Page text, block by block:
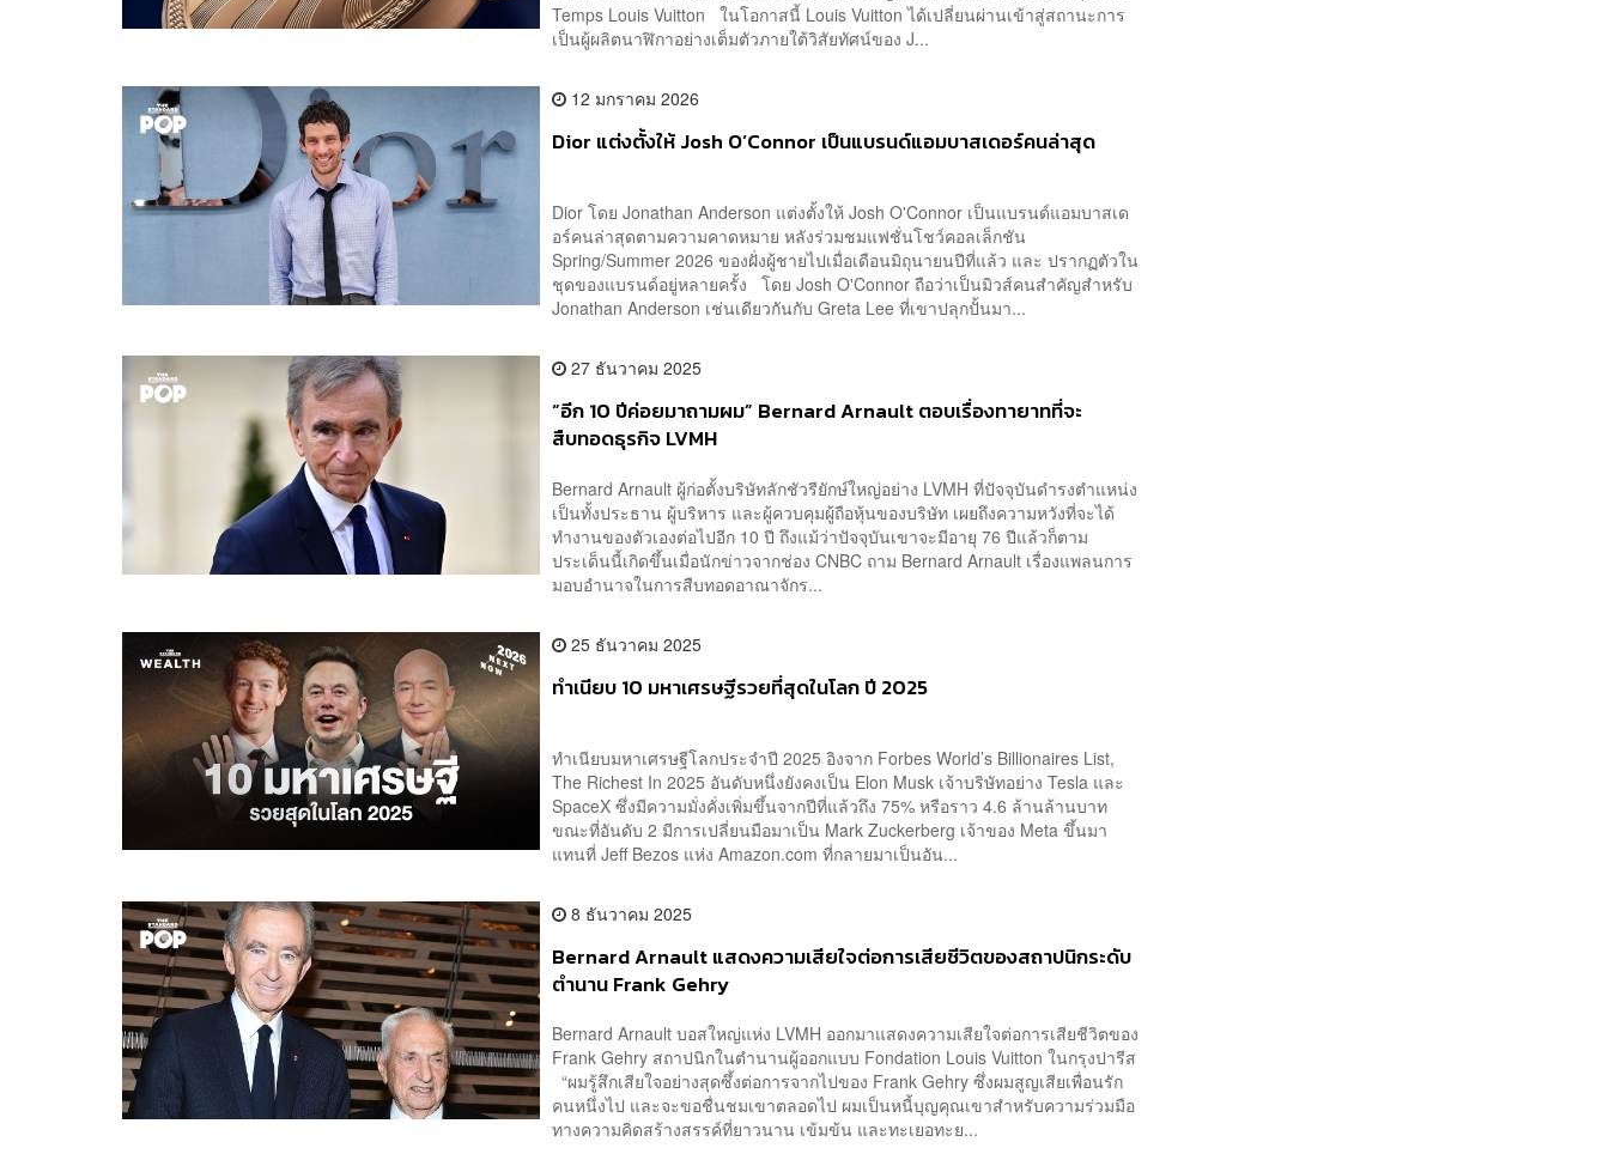
Temps Louis Vuitton ในโอกาสนี้ Louis Vuitton ได้เปลี่ยนผ่านเข้าสู่สถานะการ
เป็นผู้ผลิตนาฬิกาอย่างเต็มตัวภายใต้วิสัยทัศน์ของ J...
12 มกราคม 2026
Dior แต่งตั้งให้ Josh O’Connor เป็นแบรนด์แอมบาสเดอร์คนล่าสุด
Dior โดย Jonathan Anderson แต่งตั้งให้ Josh O'Connor เป็นแบรนด์แอมบาสเด
อร์คนล่าสุดตามความคาดหมาย หลังร่วมชมแฟชั่นโชว์คอลเล็กชัน
Spring/Summer 2026 ของฝั่งผู้ชายไปเมื่อเดือนมิถุนายนปีที่แล้ว และ ปรากฏตัวใน
ชุดของแบรนด์อยู่หลายครั้ง โดย Josh O'Connor ถือว่าเป็นมิวส์คนสำคัญสำหรับ
Jonathan Anderson เช่นเดียวกันกับ Greta Lee ที่เขาปลุกปั้นมา...
27 ธันวาคม 2025
“อีก 10 ปีค่อยมาถามผม” Bernard Arnault ตอบเรื่องทายาทที่จะ
สืบทอดธุรกิจ LVMH
Bernard Arnault ผู้ก่อตั้งบริษัทลักชัวรียักษ์ใหญ่อย่าง LVMH ที่ปัจจุบันดำรงตำแหน่ง
เป็นทั้งประธาน ผู้บริหาร และผู้ควบคุมผู้ถือหุ้นของบริษัท เผยถึงความหวังที่จะได้
ทำงานของตัวเองต่อไปอีก 10 ปี ถึงแม้ว่าปัจจุบันเขาจะมีอายุ 76 ปีแล้วก็ตาม
ประเด็นนี้เกิดขึ้นเมื่อนักข่าวจากช่อง CNBC ถาม Bernard Arnault เรื่องแพลนการ
มอบอำนาจในการสืบทอดอาณาจักร...
25 ธันวาคม 2025
ทำเนียบ 10 มหาเศรษฐีรวยที่สุดในโลก ปี 2025
ทำเนียบมหาเศรษฐีโลกประจำปี 2025 อิงจาก Forbes World’s Billionaires List,
The Richest In 2025 อันดับหนึ่งยังคงเป็น Elon Musk เจ้าบริษัทอย่าง Tesla และ
SpaceX ซึ่งมีความมั่งคั่งเพิ่มขึ้นจากปีที่แล้วถึง 75% หรือราว 4.6 ล้านล้านบาท
ขณะที่อันดับ 2 มีการเปลี่ยนมือมาเป็น Mark Zuckerberg เจ้าของ Meta ขึ้นมา
แทนที่ Jeff Bezos แห่ง Amazon.com ที่กลายมาเป็นอัน...
8 ธันวาคม 2025
Bernard Arnault แสดงความเสียใจต่อการเสียชีวิตของสถาปนิกระดับ
ตำนาน Frank Gehry
Bernard Arnault บอสใหญ่แห่ง LVMH ออกมาแสดงความเสียใจต่อการเสียชีวิตของ
Frank Gehry สถาปนิกในตำนานผู้ออกแบบ Fondation Louis Vuitton ในกรุงปารีส
“ผมรู้สึกเสียใจอย่างสุดซึ้งต่อการจากไปของ Frank Gehry ซึ่งผมสูญเสียเพื่อนรัก
คนหนึ่งไป และจะขอชื่นชมเขาตลอดไป ผมเป็นหนี้บุญคุณเขาสำหรับความร่วมมือ
ทางความคิดสร้างสรรค์ที่ยาวนาน เข้มข้น และทะเยอทะย...